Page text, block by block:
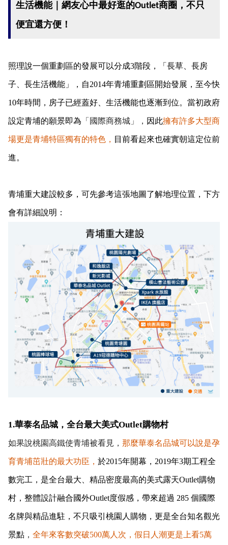
生活機能｜網友心中最好逛的Outlet商圈，不只
便宜還方便！
照理說一個重劃區的發展可以分成3階段，「長草、長房
子、長生活機能」，自2014年青埔重劃區開始發展，至今快
10年時間，房子已經蓋好、生活機能也逐漸到位。當初政府
設定青埔的願景即為 「國際商務城」， 因此擁有許多大型商
場更是青埔特區獨有的特色， 目前看起來也確實朝這定位前
進。
青埔重大建設較多，可先參考這張地圖了解地理位置，下方
會有詳細說明：
1.華泰名品城，全台最大美式Outlet購物村
如果說桃園高鐵使青埔被看見， 那麼華泰名品城可以說是孕
育青埔茁壯的最大功臣， 於2015年開幕，2019年3期工程全
數完工，是全台最大、精品密度最高的美式露天Outlet購物
村，整體設計融合國外Outlet度假感，帶來超過 285 個國際
名牌與精品進駐，不只吸引桃園人購物，更是全台知名觀光
景點 ， 全年來客數突破500萬人次，假日人潮更是上看5萬